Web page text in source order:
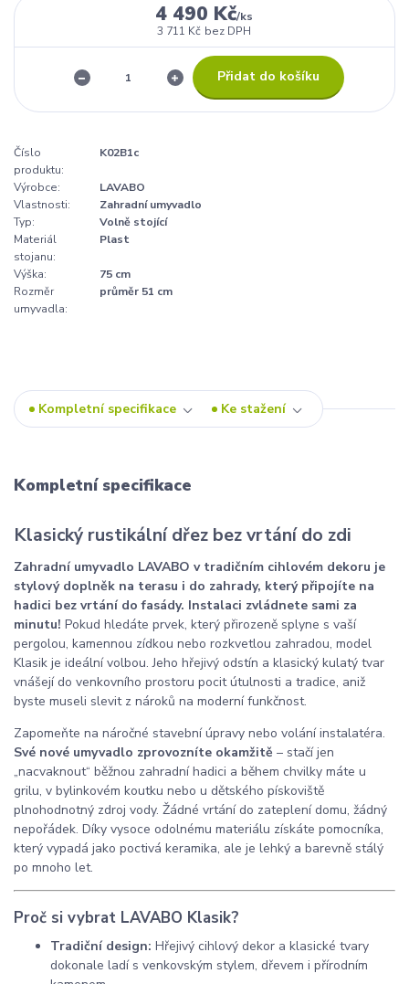
4 490 Kč/ks
3 711 Kč bez DPH
Přidat do košíku
Číslo
produktu:
K02B1c
Výrobce:
LAVABO
Vlastnosti:
Zahradní umyvadlo
Typ:
Volně stojící
Materiál
stojanu:
Plast
Výška:
75 cm
Rozměr
umyvadla:
průměr 51 cm
Kompletní specifikace Ke stažení
Kompletní specifikace
Klasický rustikální dřez bez vrtání do zdi
Zahradní umyvadlo LAVABO v tradičním cihlovém dekoru je
stylový doplněk na terasu i do zahrady, který připojíte na
hadici bez vrtání do fasády. Instalaci zvládnete sami za
minutu! Pokud hledáte prvek, který přirozeně splyne s vaší
pergolou, kamennou zídkou nebo rozkvetlou zahradou, model
Klasik je ideální volbou. Jeho hřejivý odstín a klasický kulatý tvar
vnášejí do venkovního prostoru pocit útulnosti a tradice, aniž
byste museli slevit z nároků na moderní funkčnost.
Zapomeňte na náročné stavební úpravy nebo volání instalatéra.
Své nové umyvadlo zprovozníte okamžitě – stačí jen
„nacvaknout“ běžnou zahradní hadici a během chvilky máte u
grilu, v bylinkovém koutku nebo u dětského pískoviště
plnohodnotný zdroj vody. Žádné vrtání do zateplení domu, žádný
nepořádek. Díky vysoce odolnému materiálu získáte pomocníka,
který vypadá jako poctivá keramika, ale je lehký a barevně stálý
po mnoho let.
Proč si vybrat LAVABO Klasik?
Tradiční design: Hřejivý cihlový dekor a klasické tvary
dokonale ladí s venkovským stylem, dřevem i přírodním